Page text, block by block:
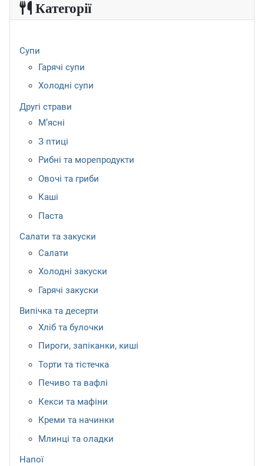
Категорії
Супи
Гарячі супи
Холодні супи
Другі страви
М’ясні
З птиці
Рибні та морепродукти
Овочі та гриби
Каші
Паста
Салати та закуски
Салати
Холодні закуски
Гарячі закуски
Випічка та десерти
Хліб та булочки
Пироги, запіканки, киші
Торти та тістечка
Печиво та вафлі
Кекси та мафіни
Креми та начинки
Млинці та оладки
Напої